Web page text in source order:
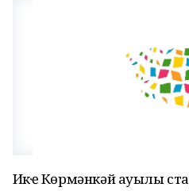
Иҫкҽ Көрмәнкәй ауылы